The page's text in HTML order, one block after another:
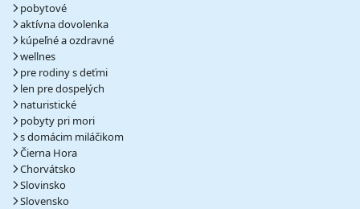
pobytové
aktívna dovolenka
kúpeľné a ozdravné
wellnes
pre rodiny s deťmi
len pre dospelých
naturistické
pobyty pri mori
s domácim miláčikom
Čierna Hora
Chorvátsko
Slovinsko
Slovensko